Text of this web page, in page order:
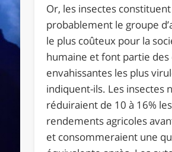
Or, les insectes constituent
probablement le groupe
le plus coûteux pour la
humaine et font partie des
envahissantes les plus
indiquent-ils. Les insectes
réduiraient de 10 à 16% les
rendements agricoles
et consommeraient une